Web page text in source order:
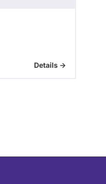
Details ->